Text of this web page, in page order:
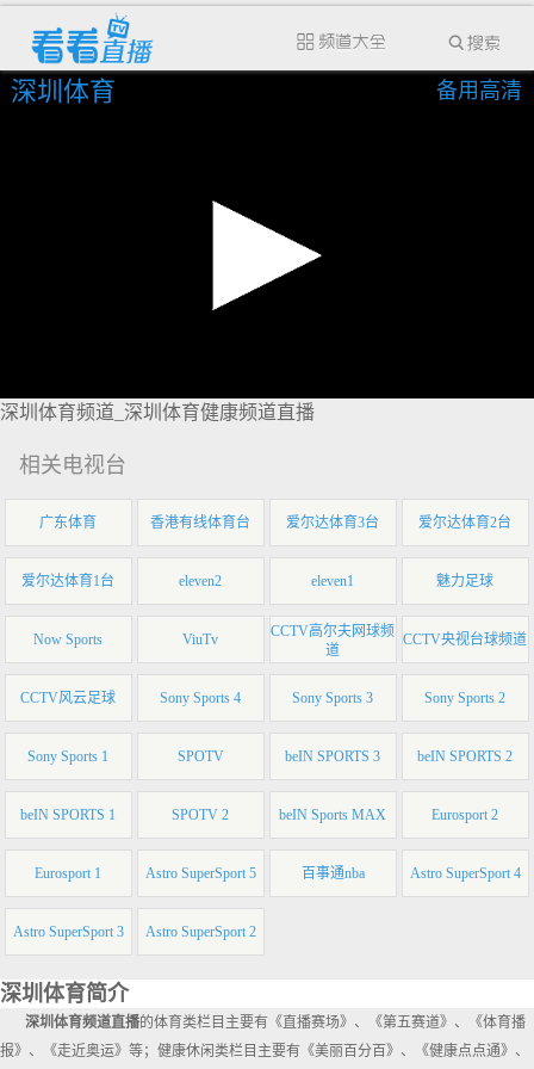
深圳体育 备用高清
深圳体育频道_深圳体育健康频道直播
相关电视台
广东体育 香港有线体育台 爱尔达体育3台 爱尔达体育2台
爱尔达体育1台 eleven2 eleven1 魅力足球
Now Sports ViuTv
CCTV高尔夫网球频
道
CCTV央视台球频道
CCTV风云足球 Sony Sports 4 Sony Sports 3 Sony Sports 2
Sony Sports 1 SPOTV beIN SPORTS 3 beIN SPORTS 2
beIN SPORTS 1 SPOTV 2 beIN Sports MAX Eurosport 2
Eurosport 1 Astro SuperSport 5 百事通nba Astro SuperSport 4
Astro SuperSport 3 Astro SuperSport 2
深圳体育简介
深圳体育频道直播的体育类栏目主要有《直播赛场》、《第五赛道》、《体育播
报》、《走近奥运》等；健康休闲类栏目主要有《美丽百分百》、《健康点点通》、